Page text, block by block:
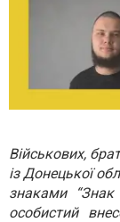
Військових,
із Донецької
знаками
особистий